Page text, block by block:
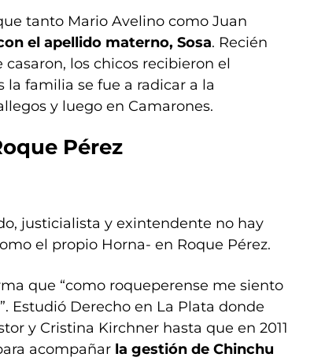
tanto Mario Avelino como Juan
el apellido materno, Sosa. Recién
casaron, los chicos recibieron el
la familia se fue a radicar a la
y luego en Camarones.
Pérez
justicialista y exintendente no hay
el propio Horna- en Roque Pérez.
que “como roqueperense me siento
Estudió Derecho en La Plata donde
y Cristina Kirchner hasta que en 2011
acompañar la gestión de Chinchu